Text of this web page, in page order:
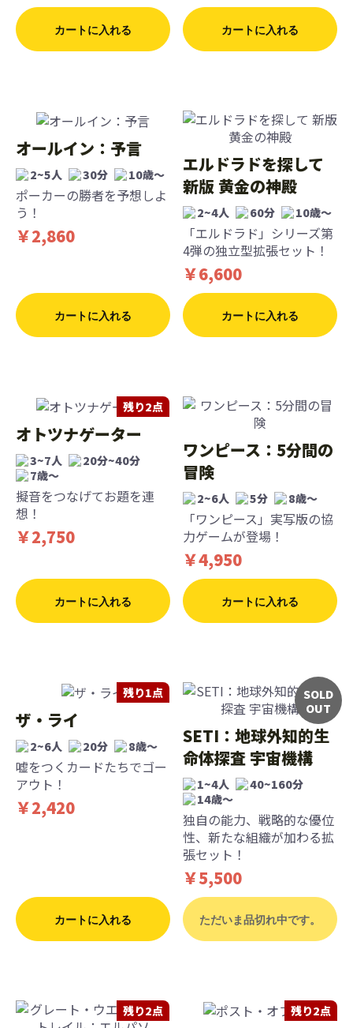
カートに入れる カートに入れる
オールイン：予言
2~5人 30分 10歳〜
ポーカーの勝者を予想しよ
う！
￥2,860
カートに入れる
エルドラドを探して
新版 黄金の神殿
2~4人 60分 10歳〜
「エルドラド」シリーズ第
4弾の独立型拡張セット！
￥6,600
カートに入れる
残り2点
オトツナゲーター
3~7人
20分~40分
7歳〜
擬音をつなげてお題を連
想！
￥2,750
カートに入れる
ワンピース：5分間の
冒険
2~6人 5分 8歳〜
「ワンピース」実写版の協
力ゲームが登場！
￥4,950
カートに入れる
残り1点
ザ・ライ
2~6人 20分 8歳〜
嘘をつくカードたちでゴー
アウト！
￥2,420
カートに入れる
SOLD
OUT
SETI：地球外知的生
命体探査 宇宙機構
1~4人
40~160分
14歳〜
独自の能力、戦略的な優位
性、新たな組織が加わる拡
張セット！
￥5,500
ただいま品切れ中です。
残り2点 残り2点